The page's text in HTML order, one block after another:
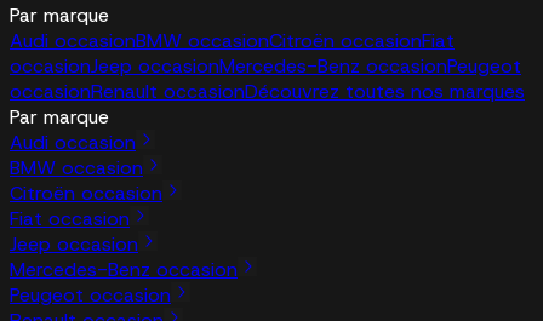
Par marque
Audi occasionBMW occasionCitroën occasionFiat
occasionJeep occasionMercedes-Benz occasionPeugeot
occasionRenault occasionDécouvrez toutes nos marques
Par marque
Audi occasion
BMW occasion
Citroën occasion
Fiat occasion
Jeep occasion
Mercedes-Benz occasion
Peugeot occasion